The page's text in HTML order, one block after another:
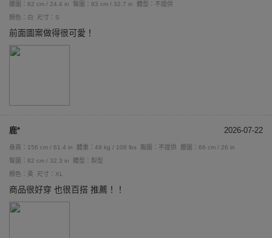
腰圍：62 cm / 24.4 in
臀圍：83 cm / 32.7 in
體型：不提供
顏色：白
尺寸：S
前面圖案做得很可愛！
鹿* 2026-07-22
身高：156 cm / 61.4 in 體重：49 kg / 108 lbs 胸圍：不提供
腰圍：66 cm / 26 in
臀圍：82 cm / 32.3 in
體型：梨型
顏色：黃
尺寸：XL
商品很好穿 也很百搭 推薦！！